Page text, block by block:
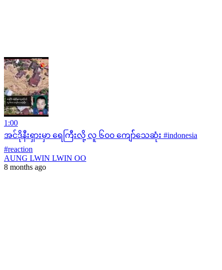
1:00
အင်ဒိုနီးရှားမှာ ရေကြီးလို့ လူ ၆၀၀ ကျော််သေဆုံး #indonesia
#reaction
AUNG LWIN LWIN OO
8 months ago